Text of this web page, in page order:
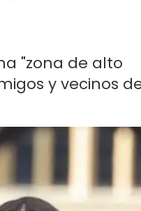
"zona de alto
y vecinos